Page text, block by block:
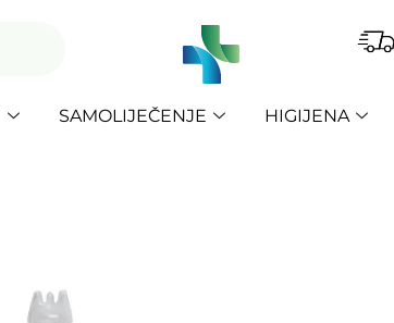
SAMOLIJEČENJE HIGIJENA